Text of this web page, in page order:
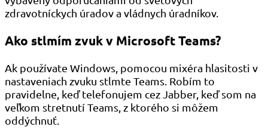
zdravotníckych úradov a vládnych úradníkov.
Ako stlmím zvuk v Microsoft Teams?
Ak používate Windows, pomocou mixéra hlasitosti v
nastaveniach zvuku stlmte Teams. Robím to
pravidelne, keď telefonujem cez Jabber, keď som na
veľkom stretnutí Teams, z ktorého si môžem
oddýchnuť.